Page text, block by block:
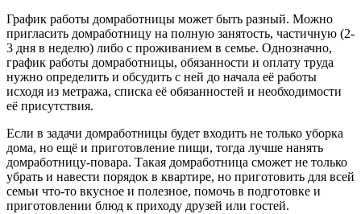
График работы домработницы может быть разный. Можно
пригласить домработницу на полную занятость, частичную (2-
3 дня в неделю) либо с проживанием в семье. Однозначно,
график работы домработницы, обязанности и оплату труда
нужно определить и обсудить с ней до начала её работы
исходя из метража, списка её обязанностей и необходимости
её присутствия.
Если в задачи домработницы будет входить не только уборка
дома, но ещё и приготовление пищи, тогда лучше нанять
домработницу-повара. Такая домработница сможет не только
убрать и навести порядок в квартире, но приготовить для всей
семьи что-то вкусное и полезное, помочь в подготовке и
приготовлении блюд к приходу друзей или гостей.